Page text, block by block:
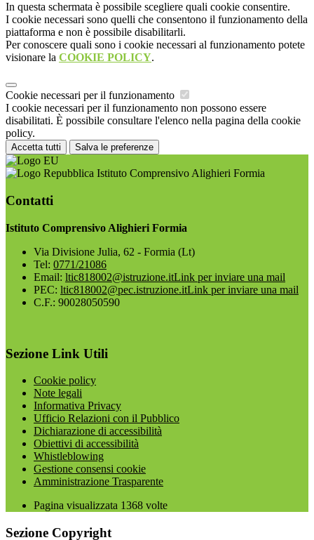
In questa schermata è possibile scegliere quali cookie consentire.
I cookie necessari sono quelli che consentono il funzionamento della
piattaforma e non è possibile disabilitarli.
Per conoscere quali sono i cookie necessari al funzionamento potete
visionare la COOKIE POLICY.
Cookie necessari per il funzionamento
I cookie necessari per il funzionamento non possono essere
disabilitati. È possibile consultare l'elenco nella pagina della cookie
policy.
Accetta tutti Salva le preferenze
Istituto Comprensivo Alighieri Formia
Contatti
Istituto Comprensivo Alighieri Formia
Via Divisione Julia, 62 - Formia (Lt)
Tel: 0771/21086
Email: ltic818002@istruzione.itLink per inviare una mail
PEC: ltic818002@pec.istruzione.itLink per inviare una mail
C.F.: 90028050590
Sezione Link Utili
Cookie policy
Note legali
Informativa Privacy
Ufficio Relazioni con il Pubblico
Dichiarazione di accessibilità
Obiettivi di accessibilità
Whistleblowing
Gestione consensi cookie
Amministrazione Trasparente
Pagina visualizzata 1368 volte
Sezione Copyright